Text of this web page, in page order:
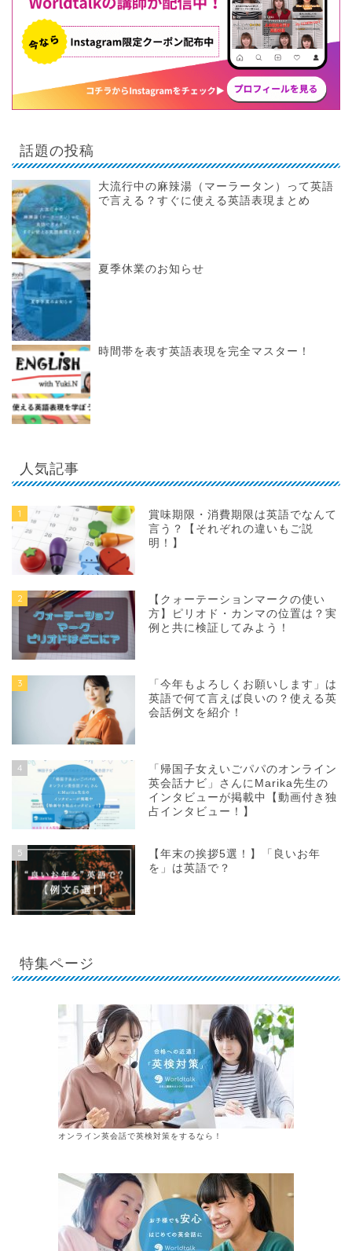
話題の投稿
大流行中の麻辣湯（マーラータン）って英語
で言える？すぐに使える英語表現まとめ
夏季休業のお知らせ
時間帯を表す英語表現を完全マスター！
人気記事
1
賞味期限・消費期限は英語でなんて
言う？【それぞれの違いもご説
明！】
2
【クォーテーションマークの使い
方】ピリオド・カンマの位置は？実
例と共に検証してみよう！
3
「今年もよろしくお願いします」は
英語で何て言えば良いの？使える英
会話例文を紹介！
4
「帰国子女えいごパパのオンライン
英会話ナビ」さんにMarika先生の
インタビューが掲載中【動画付き独
占インタビュー！】
5
【年末の挨拶5選！】「良いお年
を」は英語で？
特集ページ
オンライン英会話で英検対策をするなら！